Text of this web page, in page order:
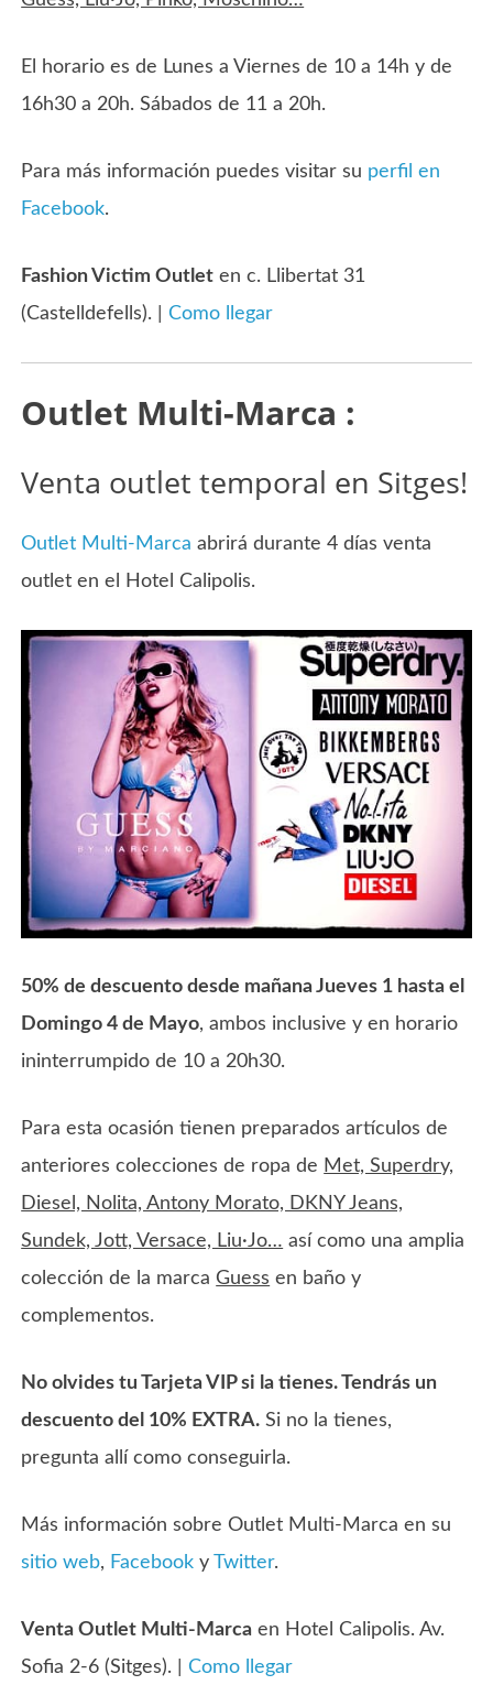
El horario es de Lunes a Viernes de 10 a 14h y de
16h30 a 20h. Sábados de 11 a 20h.
Para más información puedes visitar su perfil en
Facebook.
Fashion Victim Outlet en c. Llibertat 31
(Castelldefells). |Como llegar
Outlet Multi-Marca :
Venta outlet temporal en Sitges!
Outlet Multi-Marca abrirá durante 4 días venta
outlet en el Hotel Calipolis.
50% de descuento desde mañana Jueves 1 hasta el
Domingo 4 de Mayo, ambos inclusive y en horario
ininterrumpido de 10 a 20h30.
Para esta ocasión tienen preparados artículos de
anteriores colecciones de ropa de Met, Superdry,
Diesel, Nolita, Antony Morato, DKNY Jeans,
Sundek, Jott, Versace, Liu·Jo… así como una amplia
colección de la marcaGuess en baño y
complementos.
No olvides tu Tarjeta VIP si la tienes. Tendrás un
descuento del 10% EXTRA. Si no la tienes,
pregunta allí como conseguirla.
Más información sobre Outlet Multi-Marca en su
sitio web, Facebook yTwitter.
Venta Outlet Multi-Marca en Hotel Calipolis. Av.
Sofia 2-6 (Sitges). |Como llegar